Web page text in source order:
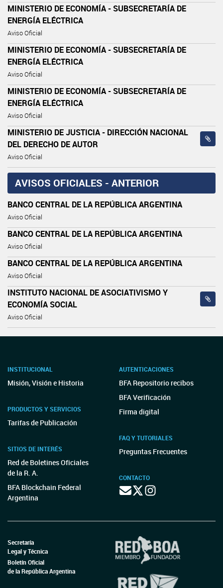
MINISTERIO DE ECONOMÍA - SUBSECRETARÍA DE
ENERGÍA ELÉCTRICA
Aviso Oficial
MINISTERIO DE ECONOMÍA - SUBSECRETARÍA DE
ENERGÍA ELÉCTRICA
Aviso Oficial
MINISTERIO DE ECONOMÍA - SUBSECRETARÍA DE
ENERGÍA ELÉCTRICA
Aviso Oficial
MINISTERIO DE JUSTICIA - DIRECCIÓN NACIONAL
DEL DERECHO DE AUTOR
Aviso Oficial
AVISOS OFICIALES - ANTERIOR
BANCO CENTRAL DE LA REPÚBLICA ARGENTINA
Aviso Oficial
BANCO CENTRAL DE LA REPÚBLICA ARGENTINA
Aviso Oficial
BANCO CENTRAL DE LA REPÚBLICA ARGENTINA
Aviso Oficial
INSTITUTO NACIONAL DE ASOCIATIVISMO Y
ECONOMÍA SOCIAL
Aviso Oficial
INSTITUCIONAL
Misión, Visión e Historia
PRODUCTOS Y SERVICIOS
Tarifas de Publicación
SITIOS DE INTERÉS
Red de Boletines Oficiales
de la R. A.
BFA Blockchain Federal
Argentina
AUTENTICACIONES
BFA Repositorio recibos
BFA Verificación
Firma digital
FAQ Y TUTORIALES
Preguntas Frecuentes
CONTACTO
Secretaría
Legal y Técnica
Boletín Oficial
de la República Argentina